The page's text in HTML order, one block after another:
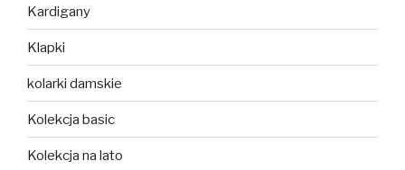
Kardigany
Klapki
kolarki damskie
Kolekcja basic
Kolekcja na lato